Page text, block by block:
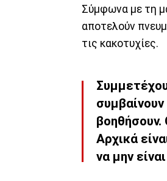
Σύμφωνα με τη
αποτελούν
τις κακοτυχίες.
βοηθήσουν.
Αρχικά
να μην